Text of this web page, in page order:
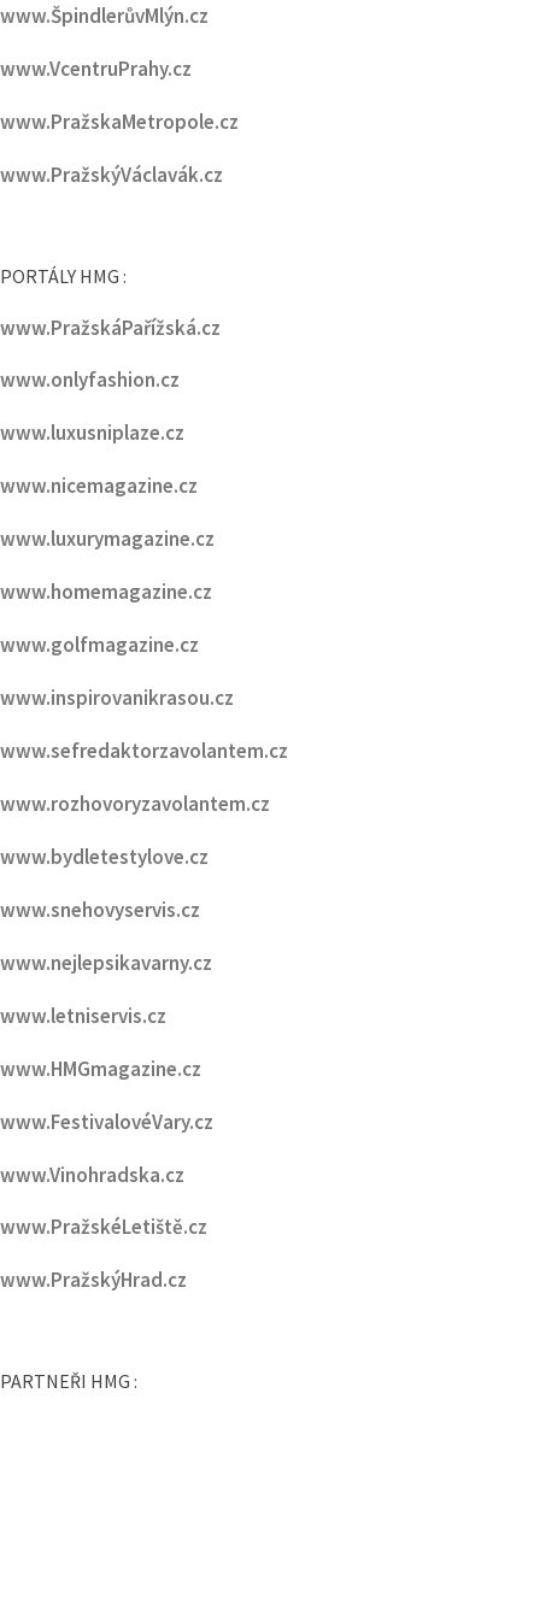
www.ŠpindlerůvMlýn.cz
www.VcentruPrahy.cz
www.PražskaMetropole.cz
www.PražskýVáclavák.cz
PORTÁLY HMG :
www.PražskáPařížská.cz
www.onlyfashion.cz
www.luxusniplaze.cz
www.nicemagazine.cz
www.luxurymagazine.cz
www.homemagazine.cz
www.golfmagazine.cz
www.inspirovanikrasou.cz
www.sefredaktorzavolantem.cz
www.rozhovoryzavolantem.cz
www.bydletestylove.cz
www.snehovyservis.cz
www.nejlepsikavarny.cz
www.letniservis.cz
www.HMGmagazine.cz
www.FestivalovéVary.cz
www.Vinohradska.cz
www.PražskéLetiště.cz
www.PražskýHrad.cz
PARTNEŘI HMG :